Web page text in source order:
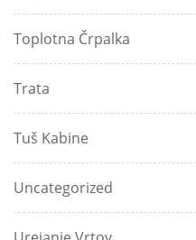
Toplotna Črpalka
Trata
Tuš Kabine
Uncategorized